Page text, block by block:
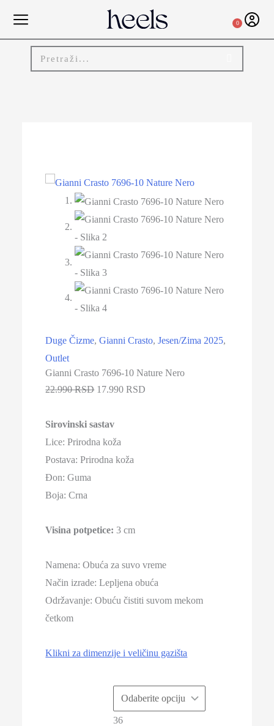
0
Duge Čizme,Gianni Crasto,Jesen/Zima 2025,
Outlet
Gianni Crasto 7696-10 Nature Nero
22.990 RSD 17.990 RSD
Sirovinski sastav
Lice: Prirodna koža
Postava: Prirodna koža
Đon: Guma
Boja: Crna
Visina potpetice: 3 cm
Namena: Obuća za suvo vreme
Način izrade: Lepljena obuća
Održavanje: Obuću čistiti suvom mekom
četkom
Klikni za dimenzije i veličinu gazišta
36